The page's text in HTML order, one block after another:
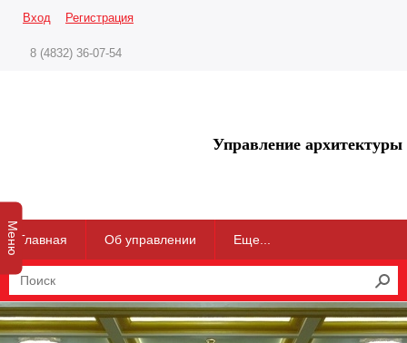
Вход Регистрация
8 (4832) 36-07-54
Управление архитектуры
Главная Об управлении Еще...
Меню